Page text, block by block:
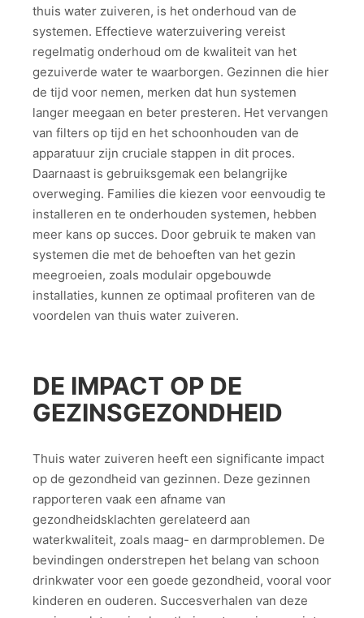
thuis water zuiveren, is het onderhoud van de
systemen. Effectieve waterzuivering vereist
regelmatig onderhoud om de kwaliteit van het
gezuiverde water te waarborgen. Gezinnen die hier
de tijd voor nemen, merken dat hun systemen
langer meegaan en beter presteren. Het vervangen
van filters op tijd en het schoonhouden van de
apparatuur zijn cruciale stappen in dit proces.
Daarnaast is gebruiksgemak een belangrijke
overweging. Families die kiezen voor eenvoudig te
installeren en te onderhouden systemen, hebben
meer kans op succes. Door gebruik te maken van
systemen die met de behoeften van het gezin
meegroeien, zoals modulair opgebouwde
installaties, kunnen ze optimaal profiteren van de
voordelen van thuis water zuiveren.
DE IMPACT OP DE
GEZINSGEZONDHEID
Thuis water zuiveren heeft een significante impact
op de gezondheid van gezinnen. Deze gezinnen
rapporteren vaak een afname van
gezondheidsklachten gerelateerd aan
waterkwaliteit, zoals maag- en darmproblemen. De
bevindingen onderstrepen het belang van schoon
drinkwater voor een goede gezondheid, vooral voor
kinderen en ouderen. Succesverhalen van deze